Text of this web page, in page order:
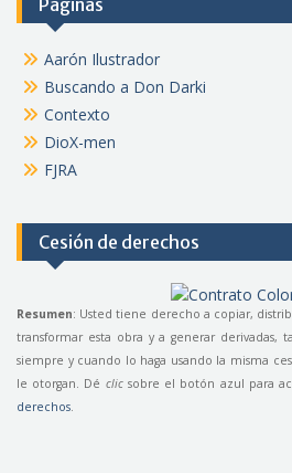
Aarón Ilustrador
Buscando a Don Darki
Contexto
DioX-men
FJRA
Cesión de derechos
Resumen: Usted tiene derecho a copiar,
transformar esta obra y a generar
siempre y cuando lo haga usando la misma
le otorgan. Dé clicsobre el botón azul para
derechos